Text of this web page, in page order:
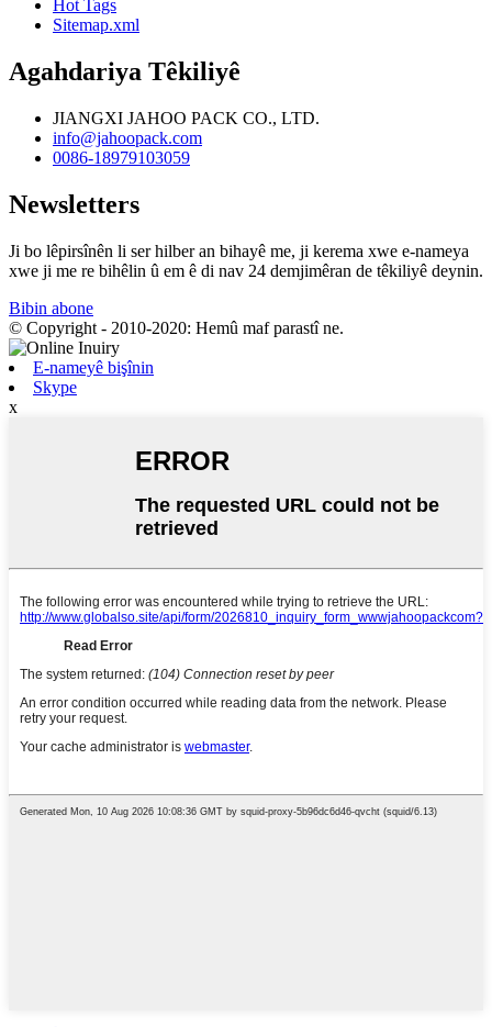
Hot Tags
Sitemap.xml
Agahdariya Têkiliyê
JIANGXI JAHOO PACK CO., LTD.
info@jahoopack.com
0086-18979103059
Newsletters
Ji bo lêpirsînên li ser hilber an bihayê me, ji kerema xwe e-nameya
xwe ji me re bihêlin û em ê di nav 24 demjimêran de têkiliyê deynin.
Bibin abone
© Copyright - 2010-2020: Hemû maf parastî ne.
E-nameyê bişînin
Skype
x